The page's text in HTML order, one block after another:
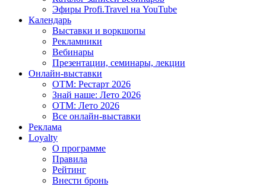
Эфиры Profi.Travel на YouTube
Календарь
Выставки и воркшопы
Рекламники
Вебинары
Презентации, семинары, лекции
Онлайн-выставки
OTM: Рестарт 2026
Знай наше: Лето 2026
OTM: Лето 2026
Все онлайн-выставки
Реклама
Loyalty
О программе
Правила
Рейтинг
Внести бронь